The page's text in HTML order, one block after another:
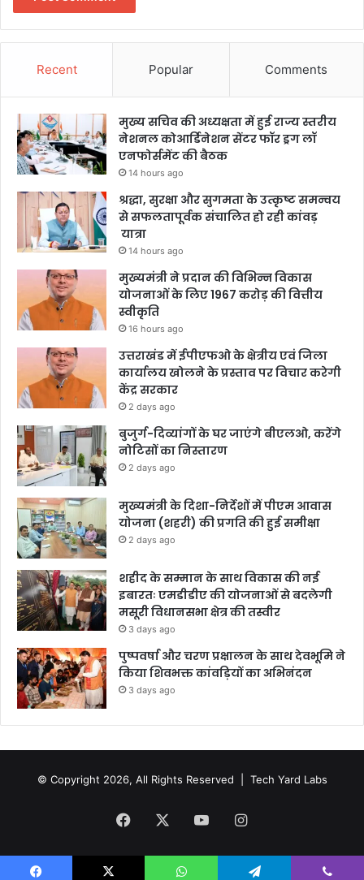
Recent Popular Comments
मुख्य सचिव की अध्यक्षता में हुई राज्य स्तरीय
नेशनल कोआर्डिनेशन सेंटर फॉर ड्रग लॉ
एनफोर्समेंट की बैठक
14 hours ago
श्रद्धा, सुरक्षा और सुगमता के उत्कृष्ट समन्वय
से सफलतापूर्वक संचालित हो रही कांवड़
यात्रा
14 hours ago
मुख्यमंत्री ने प्रदान की विभिन्न विकास
योजनाओं के लिए 1967 करोड़ की वित्तीय
स्वीकृति
16 hours ago
उत्तराखंड में ईपीएफओ के क्षेत्रीय एवं जिला
कार्यालय खोलने के प्रस्ताव पर विचार करेगी
केंद्र सरकार
2 days ago
बुजुर्ग-दिव्यांगों के घर जाएंगे बीएलओ, करेंगे
नोटिसों का निस्तारण
2 days ago
मुख्यमंत्री के दिशा-निर्देशों में पीएम आवास
योजना (शहरी) की प्रगति की हुई समीक्षा
2 days ago
शहीद के सम्मान के साथ विकास की नई
इबारतः एमडीडीए की योजनाओं से बदलेगी
मसूरी विधानसभा क्षेत्र की तस्वीर
3 days ago
पुष्पवर्षा और चरण प्रक्षालन के साथ देवभूमि ने
किया शिवभक्त कांवड़ियों का अभिनंदन
3 days ago
© Copyright 2026, All Rights Reserved | Tech Yard Labs
Facebook YouTubeInstagram